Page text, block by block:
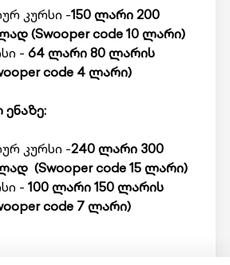
კურსი -150 ლარი200
(Swooper code 10 ლარი)
- 64 ლარი80ლარის
code 4 ლარი)
კურსი -240 ლარი 300
(Swooper code 15 ლარი)
- 100 ლარი150ლარის
code 7 ლარი)